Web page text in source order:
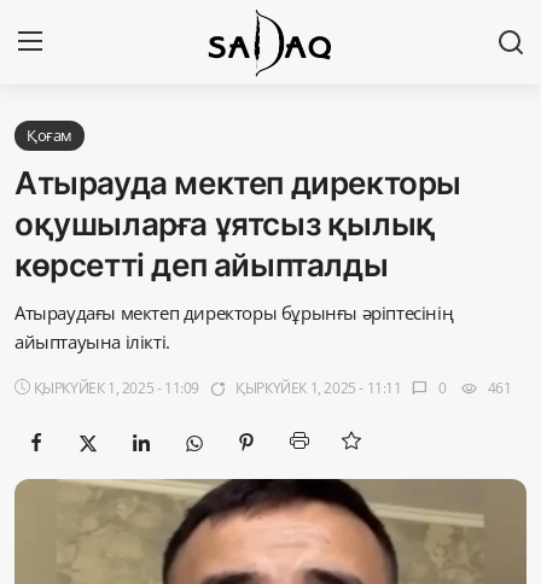
Басты бет
Редакциялық байланыстар
Материалдарды қолдану тәртібі
Саясат
Sadaq TV
Экономика
Қоғам
Атырауда мектеп директоры
оқушыларға ұятсыз қылық
көрсетті деп айыпталды
Атыраудағы мектеп директоры бұрынғы әріптесінің
айыптауына ілікті.
ҚЫРКҮЙЕК 1, 2025 - 11:09 app_badging ҚЫРКҮЙЕК 1, 2025 - 11:11 chat_bubble 0 visibility 461